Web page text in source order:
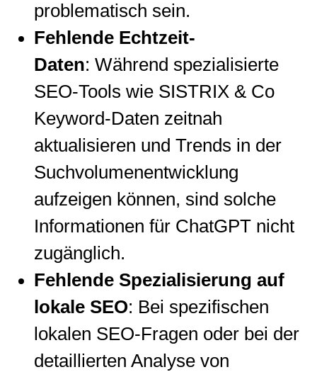
problematisch sein.
Fehlende Echtzeit-
Daten: Während spezialisierte
SEO-Tools wie SISTRIX & Co
Keyword-Daten zeitnah
aktualisieren und Trends in der
Suchvolumenentwicklung
aufzeigen können, sind solche
Informationen für ChatGPT nicht
zugänglich.
Fehlende Spezialisierung auf
lokale SEO: Bei spezifischen
lokalen SEO-Fragen oder bei der
detaillierten Analyse von